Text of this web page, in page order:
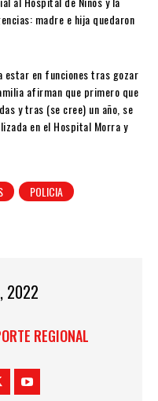
madre e hija quedaron
estar en funciones tras gozar
afirman que primero que
y tras (se cree) un año, se
en el Hospital Morra y
POLICIA
2022
REGIONAL